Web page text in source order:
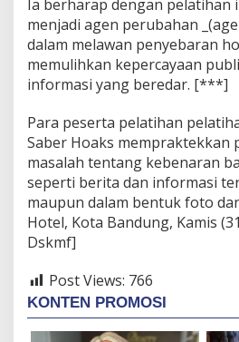
Ia berharap dengan pelatihan
menjadi agen perubahan
dalam melawan penyebaran
memulihkan kepercayaan
informasi yang beredar. [***]
Para peserta pelatihan
Saber Hoaks mempraktekkan
masalah tentang kebenaran
seperti berita dan informasi
maupun dalam bentuk foto
Hotel, Kota Bandung, Kamis
Dskmf]
Post Views: 766